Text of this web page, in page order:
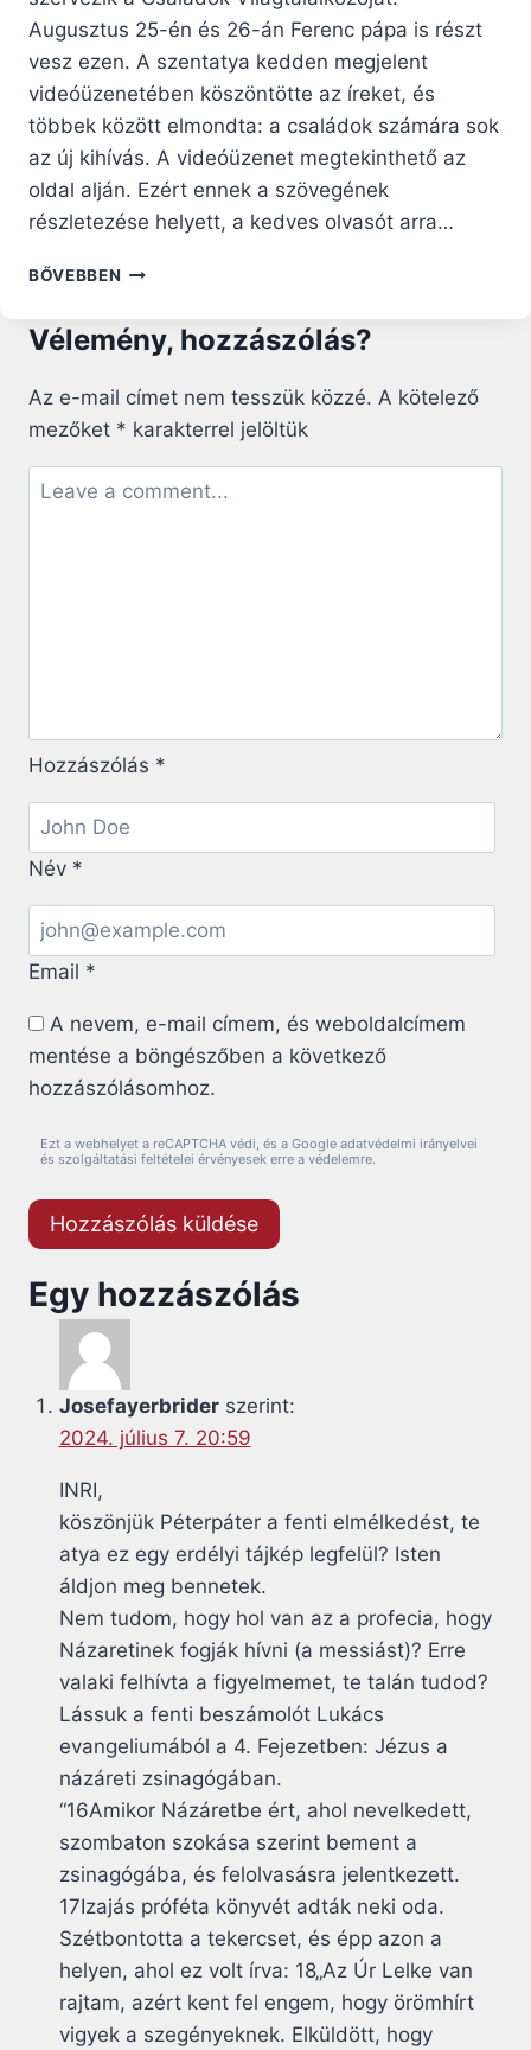
Augusztus 25-én és 26-án Ferenc pápa is részt
vesz ezen. A szentatya kedden megjelent
videóüzenetében köszöntötte az íreket, és
többek között elmondta: a családok számára sok
az új kihívás. A videóüzenet megtekinthető az
oldal alján. Ezért ennek a szövegének
részletezése helyett, a kedves olvasót arra…
BŐVEBBEN EGY
CSALÁDOKÉRT:
PÁPA
DUBLINBA
MEGY
Vélemény, hozzászólás?
Az e-mail címet nem tesszük közzé. A kötelező
mezőket * karakterrel jelöltük
Hozzászólás *
Név *
Email *
A nevem, e-mail címem, és weboldalcímem
mentése a böngészőben a következő
hozzászólásomhoz.
Ezt a webhelyet a reCAPTCHA védi, és a Google adatvédelmi irányelvei
és szolgáltatási feltételei érvényesek erre a védelemre.
Egy hozzászólás
Josefayerbrider szerint:
2024. július 7. 20:59
INRI,
köszönjük Péterpáter a fenti elmélkedést, te
atya ez egy erdélyi tájkép legfelül? Isten
áldjon meg bennetek.
Nem tudom, hogy hol van az a profecia, hogy
Názaretinek fogják hívni (a messiást)? Erre
valaki felhívta a figyelmemet, te talán tudod?
Lássuk a fenti beszámolót Lukács
evangeliumából a 4. Fejezetben: Jézus a
názáreti zsinagógában.
“16Amikor Názáretbe ért, ahol nevelkedett,
szombaton szokása szerint bement a
zsinagógába, és felolvasásra jelentkezett.
17Izajás próféta könyvét adták neki oda.
Szétbontotta a tekercset, és épp azon a
helyen, ahol ez volt írva: 18„Az Úr Lelke van
rajtam, azért kent fel engem, hogy örömhírt
vigyek a szegényeknek. Elküldött, hogy